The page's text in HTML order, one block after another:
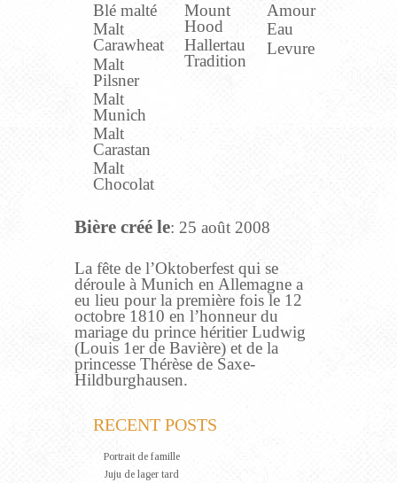
Blé malté
Malt
Carawheat
Malt
Pilsner
Malt
Munich
Malt
Carastan
Malt
Chocolat
Mount
Hood
Hallertau
Tradition
Amour
Eau
Levure
Bière créé le: 25 août 2008
La fête de l’Oktoberfest qui se
déroule à Munich en Allemagne a
eu lieu pour la première fois le 12
octobre 1810 en l’honneur du
mariage du prince héritier Ludwig
(Louis 1er de Bavière) et de la
princesse Thérèse de Saxe-
Hildburghausen.
RECENT POSTS
Portrait de famille
Juju de lager tard